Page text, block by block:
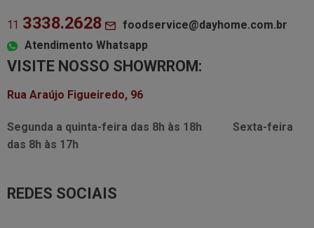
11 3338.2628
foodservice@dayhome.com.br
Atendimento Whatsapp
VISITE NOSSO SHOWRROM:
Rua Araújo Figueiredo, 96
Segunda a quinta-feira das 8h às 18h
Sexta-feira
das 8h às 17h
REDES SOCIAIS